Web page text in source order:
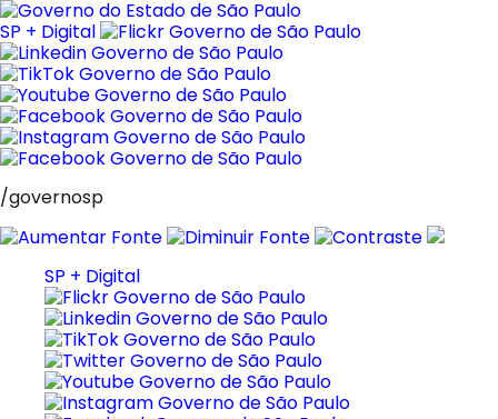
Pular
para
o
conteúdo
SP + Digital
/governosp
SP + Digital